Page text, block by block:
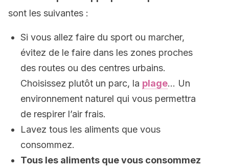
sont les suivantes :
Si vous allez faire du sport ou marcher,
évitez de le faire dans les zones proches
des routes ou des centres urbains.
Choisissez plutôt un parc, la plage… Un
environnement naturel qui vous permettra
de respirer l’air frais.
Lavez tous les aliments que vous
consommez.
Tous les aliments que vous consommez